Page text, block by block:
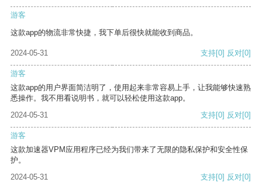
游客
这款app的物流非常快捷，我下单后很快就能收到商品。
2024-05-31 支持[0] 反对[0]
游客
这款app的用户界面简洁明了，使用起来非常容易上手，让我能够快速熟
悉操作。我不用看说明书，就可以轻松使用这款app。
2024-05-31
支持[0] 反对[0]
游客
这款加速器VPM应用程序已经为我们带来了无限的隐私保护和安全性保
护。
2024-05-31
支持[0] 反对[0]